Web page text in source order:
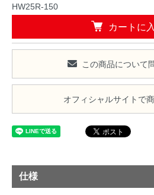
HW25R-150
カートに
この商品について
オフィシャルサイトで
仕様